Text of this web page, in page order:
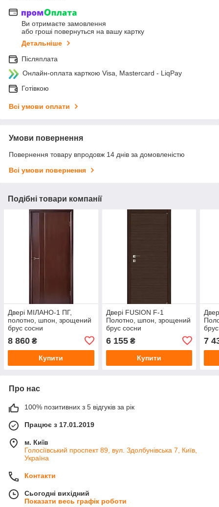
Ви отримаєте замовлення
або гроші повернуться на вашу картку
Детальніше
Післяплата
Онлайн-оплата карткою Visa, Mastercard - LiqPay
Готівкою
Всі умови оплати
Умови повернення
Повернення товару впродовж 14 днів за домовленістю
Всі умови повернення
Подібні товари компанії
Двері МІЛАНО-1 ПГ,
полотно, шпон, зрощений
брус сосни
8 860 ₴
Купити
Двері FUSION F-1
Полотно, шпон, зрощений
брус сосни
6 155₴
Купити
7
Про нас
100% позитивних з 5 відгуків за рік
Працює з 17.01.2019
м. Київ
Голосіївський проспект 89, вул. Здолбунівська 7, Київ,
Україна
Контакти
Сьогодні вихідний
Показати весь графік роботи